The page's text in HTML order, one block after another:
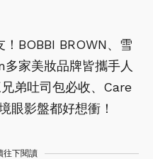
！BOBBI BROWN、雪
家美妝品牌皆攜手人
弟吐司包必收、Care
眼影盤都好想衝！
往下閱讀